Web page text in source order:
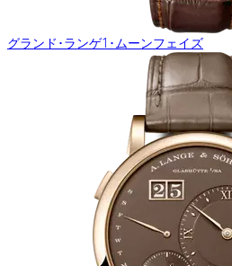
グランド･ランゲ1･ムーンフェイズ